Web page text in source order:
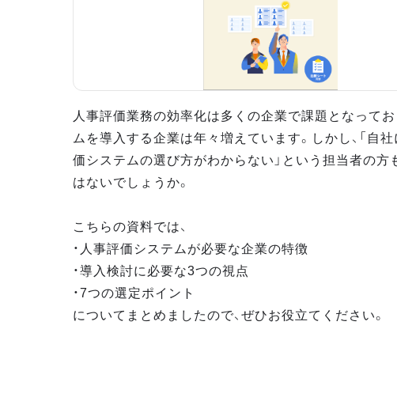
人事評価業務の効率化は多くの企業で課題となってお
ムを導入する企業は年々増えています。しかし、「自
価システムの選び方がわからない」という担当者の方
はないでしょうか。
こちらの資料では、
・人事評価システムが必要な企業の特徴
・導入検討に必要な3つの視点
・7つの選定ポイント
についてまとめましたので、ぜひお役立てください。